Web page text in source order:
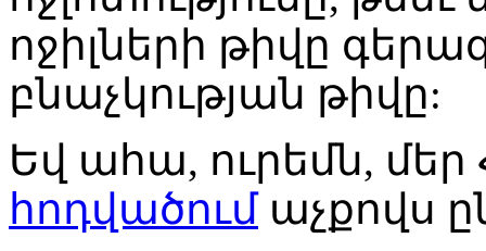
ոջիլների թիվը
բնաչկության թիվը:
Եվ ահա, ուրեմն,
հոդվածումաչքովս